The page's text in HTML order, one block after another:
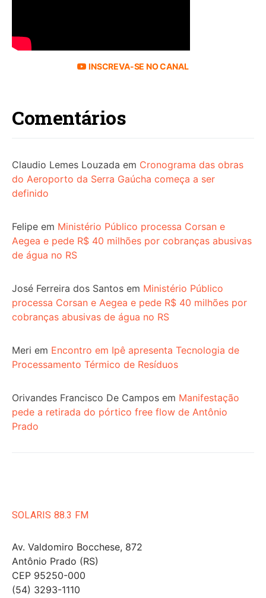
INSCREVA-SE NO CANAL
Comentários
Claudio Lemes Louzada em Cronograma das obras
do Aeroporto da Serra Gaúcha começa a ser
definido
Felipe em Ministério Público processa Corsan e
Aegea e pede R$ 40 milhões por cobranças abusivas
de água no RS
José Ferreira dos Santos em Ministério Público
processa Corsan e Aegea e pede R$ 40 milhões por
cobranças abusivas de água no RS
Meri em Encontro em Ipê apresenta Tecnologia de
Processamento Térmico de Resíduos
Orivandes Francisco De Campos em Manifestação
pede a retirada do pórtico free flow de Antônio
Prado
SOLARIS 88.3 FM
Av. Valdomiro Bocchese, 872
Antônio Prado (RS)
CEP 95250-000
(54) 3293-1110